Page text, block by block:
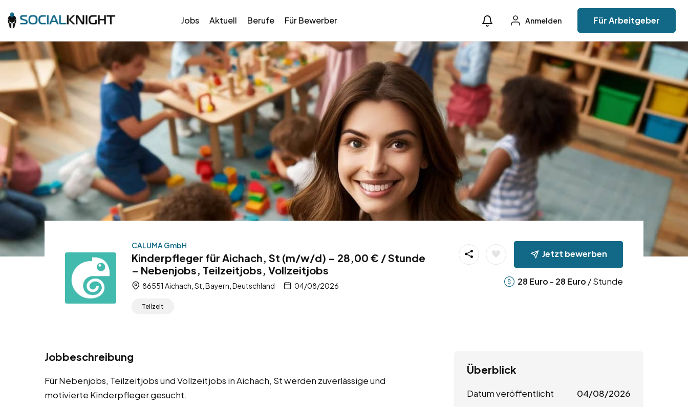
Jobs Aktuell Berufe Für Bewerber Anmelden Für Arbeitgeber
CALUMA GmbH
Kinderpfleger für Aichach, St (m/w/d) – 28,00 € / Stunde
– Nebenjobs, Teilzeitjobs, Vollzeitjobs
86551 Aichach, St, Bayern, Deutschland 04/08/2026
Teilzeit
Jetzt bewerben
28 Euro - 28 Euro / Stunde
Jobbeschreibung
Für Nebenjobs, Teilzeitjobs und Vollzeitjobs in Aichach, St werden zuverlässige und
motivierte Kinderpfleger gesucht.
Überblick
Datum veröffentlicht 04/08/2026